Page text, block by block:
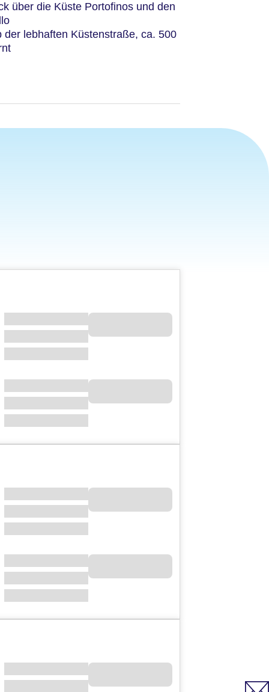
über die Küste Portofinos und den
der lebhaften Küstenstraße, ca. 500